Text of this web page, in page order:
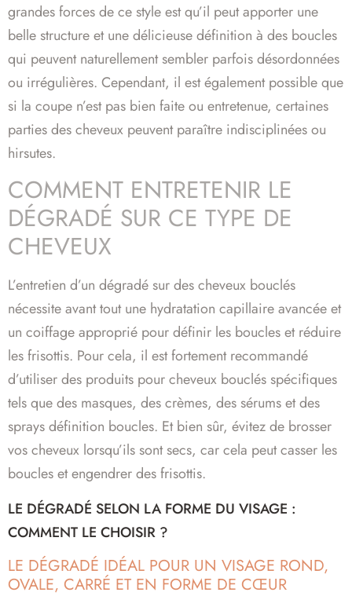
grandes forces de ce style est qu’il peut apporter une
belle structure et une délicieuse définition à des boucles
qui peuvent naturellement sembler parfois désordonnées
ou irrégulières. Cependant, il est également possible que
si la coupe n’est pas bien faite ou entretenue, certaines
parties des cheveux peuvent paraître indisciplinées ou
hirsutes.
COMMENT ENTRETENIR LE
DÉGRADÉ SUR CE TYPE DE
CHEVEUX
L’entretien d’un dégradé sur des cheveux bouclés
nécessite avant tout une hydratation capillaire avancée et
un coiffage approprié pour définir les boucles et réduire
les frisottis. Pour cela, il est fortement recommandé
d’utiliser des produits pour cheveux bouclés spécifiques
tels que des masques, des crèmes, des sérums et des
sprays définition boucles. Et bien sûr, évitez de brosser
vos cheveux lorsqu’ils sont secs, car cela peut casser les
boucles et engendrer des frisottis.
LE DÉGRADÉ SELON LA FORME DU VISAGE :
COMMENT LE CHOISIR ?
LE DÉGRADÉ IDÉAL POUR UN VISAGE ROND,
OVALE, CARRÉ ET EN FORME DE CŒUR